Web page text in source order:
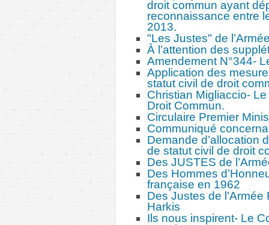
droit commun ayant
reconnaissance entre
2013.
"Les Justes" de
À l’attention des
Amendement N°344-
Application des
statut civil de droit
Christian Migliaccio-
Droit Commun.
Circulaire Premier
Communiqué
Demande d’allocation
de statut civil de droit
Des JUSTES de
Des Hommes
française en 1962
Des Justes de
Harkis
Ils nous inspirent- Le